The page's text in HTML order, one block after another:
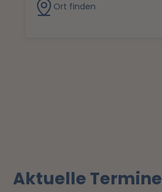
Ort finden
Aktuelle Termine